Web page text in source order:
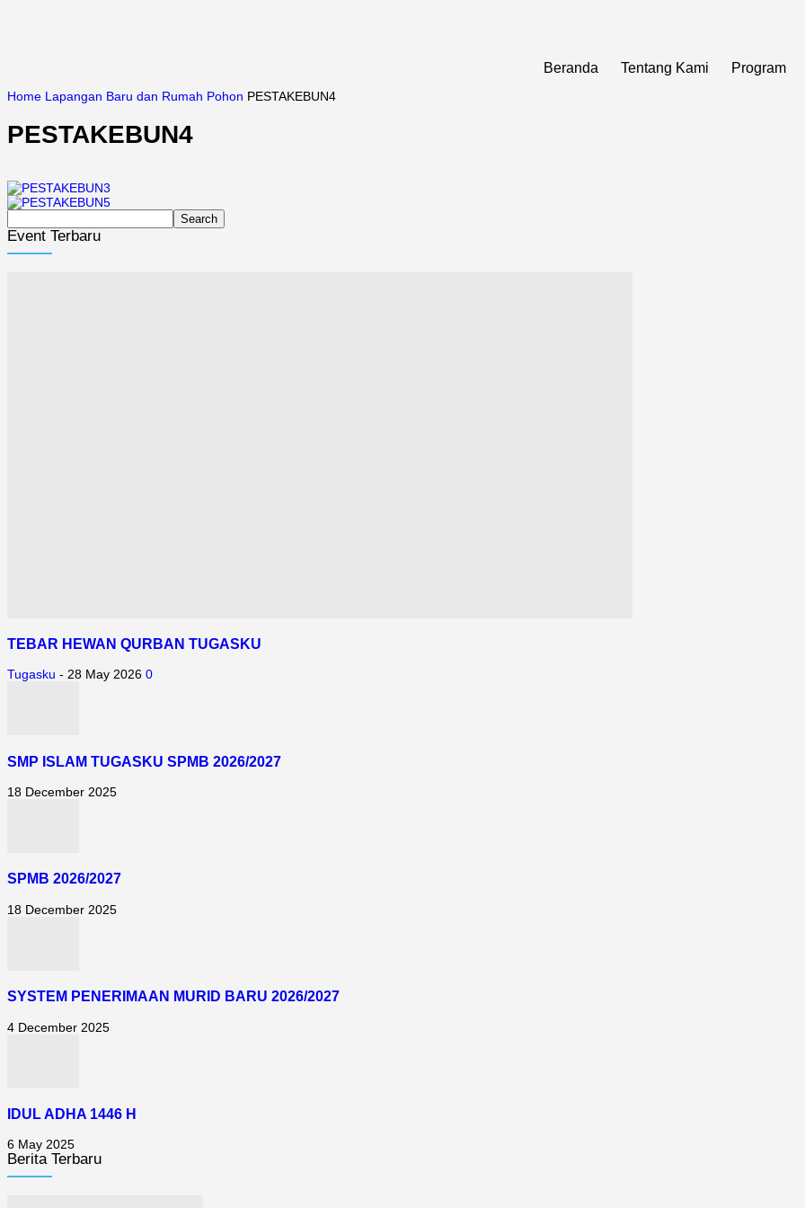
Beranda Tentang Kami Program
Home Lapangan Baru dan Rumah Pohon PESTAKEBUN4
PESTAKEBUN4
Event Terbaru
TEBAR HEWAN QURBAN TUGASKU
Tugasku - 28 May 2026 0
SMP ISLAM TUGASKU SPMB 2026/2027
18 December 2025
SPMB 2026/2027
18 December 2025
SYSTEM PENERIMAAN MURID BARU 2026/2027
4 December 2025
IDUL ADHA 1446 H
6 May 2025
Berita Terbaru